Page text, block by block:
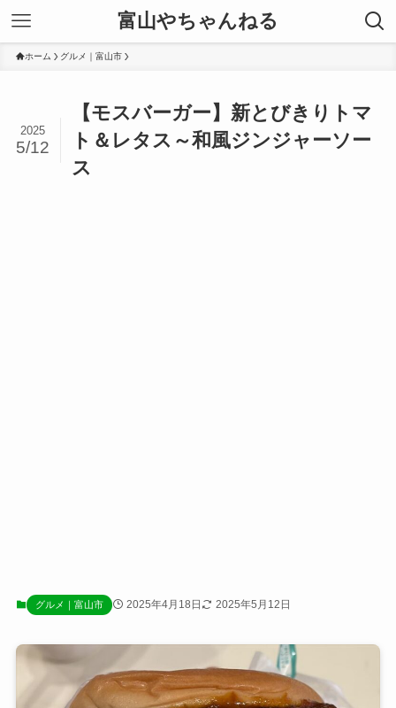
富山やちゃんねる
ホーム グルメ｜富山市
【モスバーガー】新とびきりトマ
ト＆レタス～和風ジンジャーソー
ス
2025
5/12
グルメ｜富山市 2025年4月18日 2025年5月12日